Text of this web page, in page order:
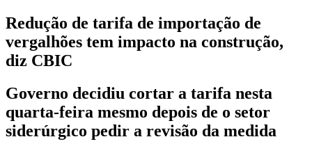
Redução de tarifa de importação de
vergalhões tem impacto na construção,
diz CBIC
Governo decidiu cortar a tarifa nesta
quarta-feira mesmo depois de o setor
siderúrgico pedir a revisão da medida